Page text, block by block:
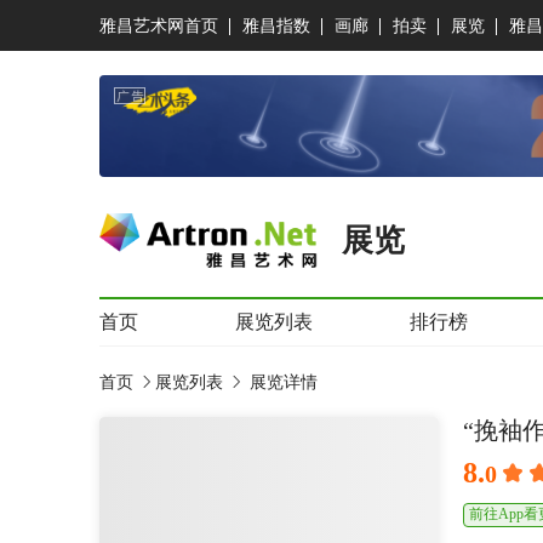
雅昌艺术网首页 雅昌指数 画廊 拍卖 展览 雅
展览
首页 展览列表 排行榜
首页 展览列表 展览详情
“挽袖
8.0
前往App看